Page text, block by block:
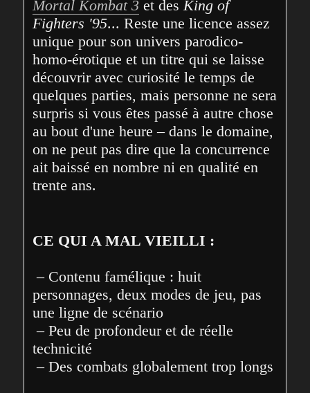
Mortal Kombat 3 et des King of
Fighters '95... Reste une licence assez
unique pour son univers parodico-
homo-érotique et un titre qui se laisse
découvrir avec curiosité le temps de
quelques parties, mais personne ne sera
surpris si vous êtes passé à autre chose
au bout d'une heure – dans le domaine,
on ne peut pas dire que la concurrence
ait baissé en nombre ni en qualité en
trente ans.
CE QUI A MAL VIEILLI :
– Contenu famélique : huit
personnages, deux modes de jeu, pas
une ligne de scénario
– Peu de profondeur et de réelle
technicité
– Des combats globalement trop longs